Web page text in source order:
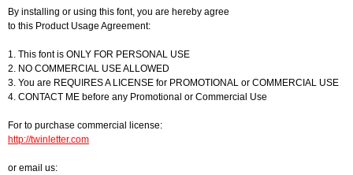
By installing or using this font, you are hereby agree
to this Product Usage Agreement:
1. This font is ONLY FOR PERSONAL USE
2. NO COMMERCIAL USE ALLOWED
3. You are REQUIRES A LICENSE for PROMOTIONAL or COMMERCIAL USE
4. CONTACT ME before any Promotional or Commercial Use
For to purchase commercial license:
http://twinletter.com
or email us: